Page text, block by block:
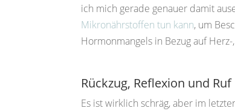
ich mich gerade genauer damit
Mikronährstoffen tun kann, um
Hormonmangels in Bezug auf
Rückzug, Reflexion und Ruf
Es ist wirklich schräg, aber im